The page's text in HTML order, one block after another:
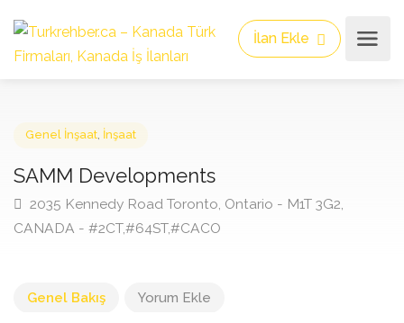
İlan Ekle
SAMM Developments
2035 Kennedy Road Toronto, Ontario - M1T 3G2,
Genel Bakış Yorum Ekle